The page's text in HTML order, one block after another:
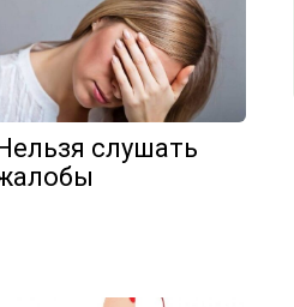
Нельзя слушать